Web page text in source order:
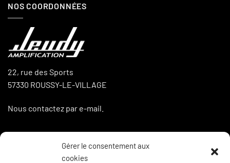
Gérer le consentement aux
cookies
NOS COORDONNÉES
22, rue des Sports
57330 ROUSSY-LE-VILLAGE
Nous contactez par e-mail.